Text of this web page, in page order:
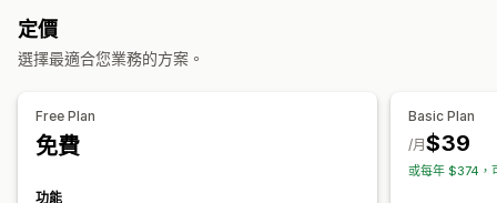
管理彈出式視窗
編輯工具 自訂代碼 自訂字型
自訂規則
分析
定價
選擇最適合您業務的方案。
Free Plan
免費
功能
Basic Plan
$39
/月
或每年 $374，